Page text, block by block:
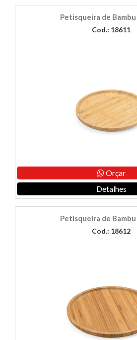
Petisqueira de Bambu
Cod.: 18611
Orçar
Detalhes
Petisqueira de
Cod.: 18612